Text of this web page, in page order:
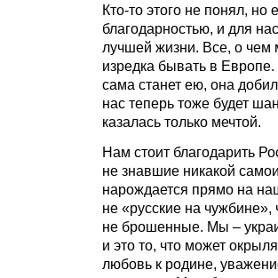
Кто-то этого не понял, но
благодарностью, и для
лучшей жизни. Все, о чем
изредка бывать в
сама станет ею, она
нас теперь тоже будет
казалась только мечтой.
Нам стоит благодарить
не знавшие никакой
нарождается прямо на
не «русские на
не брошенные. Мы –
и это то, что может
любовь к родине,